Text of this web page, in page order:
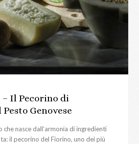
– Il Pecorino di
Genovese
nasce dall’armonia di ingredienti
il pecorino del Fiorino, uno dei più